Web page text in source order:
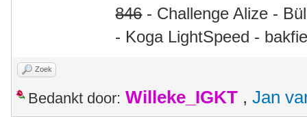
846- Challenge Alize -
- Koga LightSpeed -
Zoek
Bedankt door: Willeke_IGKT , Jan